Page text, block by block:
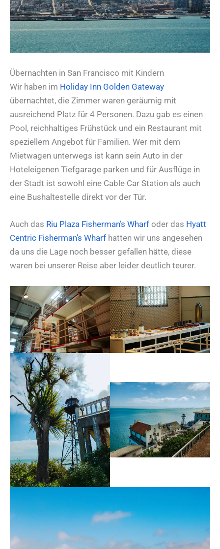
Übernachten in San Francisco mit Kindern
Wir haben im Holiday Inn Golden Gateway
übernachtet, die Zimmer waren geräumig mit
ausreichend Platz für 4 Personen. Dazu gab es einen
Pool, reichhaltiges Frühstück und ein Restaurant mit
speziellem Angebot für Familien. Wer mit dem
Mietwagen unterwegs ist kann sein Auto in der
Hoteleigenen Tiefgarage parken und für Ausflüge in
der Stadt ist sowohl eine Cable Car Station als auch
eine Bushaltestelle direkt vor der Tür.
Auch das Riu Plaza Fisherman’s Wharf oder das Hyatt
Centric Fisherman’s Wharf hatten wir uns angesehen
da uns die Lage noch besser gefallen hätte, diese
waren bei unserer Reise aber leider deutlich teurer.